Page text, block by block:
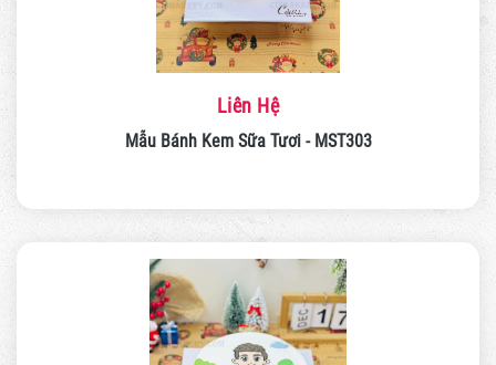
Liên Hệ
Mẫu Bánh Kem Sữa Tươi - MST303